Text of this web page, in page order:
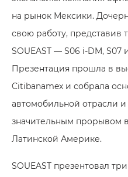
на рынок Мексики.
свою работу, представив
SOUEAST — S06 i-DM, S07
Презентация прошла в
Citibanamex и собрала
автомобильной отрасли
значительным прорывом
Латинской Америке.
SOUEAST презентовал